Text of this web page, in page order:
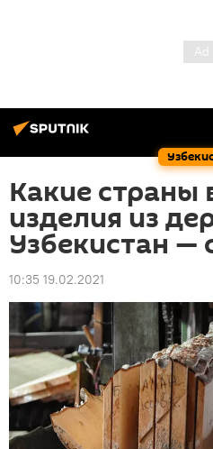
Какие страны
изделия из
Узбекистан —
10:35 19.02.2021